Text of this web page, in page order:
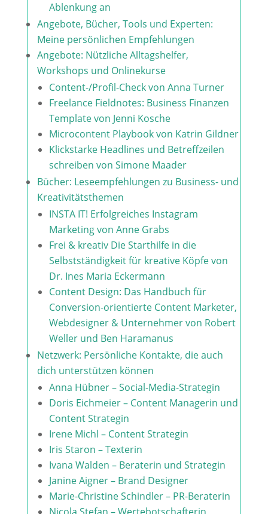
Ablenkung an
Angebote, Bücher, Tools und Experten:
Meine persönlichen Empfehlungen
Angebote: Nützliche Alltagshelfer,
Workshops und Onlinekurse
Content-/Profil-Check von Anna Turner
Freelance Fieldnotes: Business Finanzen
Template von Jenni Kosche
Microcontent Playbook von Katrin Gildner
Klickstarke Headlines und Betreffzeilen
schreiben von Simone Maader
Bücher: Leseempfehlungen zu Business- und
Kreativitätsthemen
INSTA IT! Erfolgreiches Instagram
Marketing von Anne Grabs
Frei & kreativ Die Starthilfe in die
Selbstständigkeit für kreative Köpfe von
Dr. Ines Maria Eckermann
Content Design: Das Handbuch für
Conversion-orientierte Content Marketer,
Webdesigner & Unternehmer von Robert
Weller und Ben Haramanus
Netzwerk: Persönliche Kontakte, die auch
dich unterstützen können
Anna Hübner – Social-Media-Strategin
Doris Eichmeier – Content Managerin und
Content Strategin
Irene Michl – Content Strategin
Iris Staron – Texterin
Ivana Walden – Beraterin und Strategin
Janine Aigner – Brand Designer
Marie-Christine Schindler – PR-Beraterin